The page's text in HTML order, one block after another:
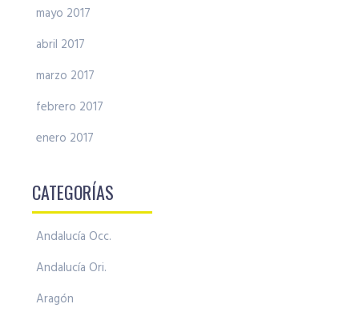
mayo 2017
abril 2017
marzo 2017
febrero 2017
enero 2017
CATEGORÍAS
Andalucía Occ.
Andalucía Ori.
Aragón